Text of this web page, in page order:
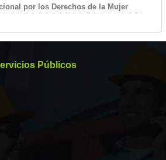
por los Derechos de la Mujer
Públicos